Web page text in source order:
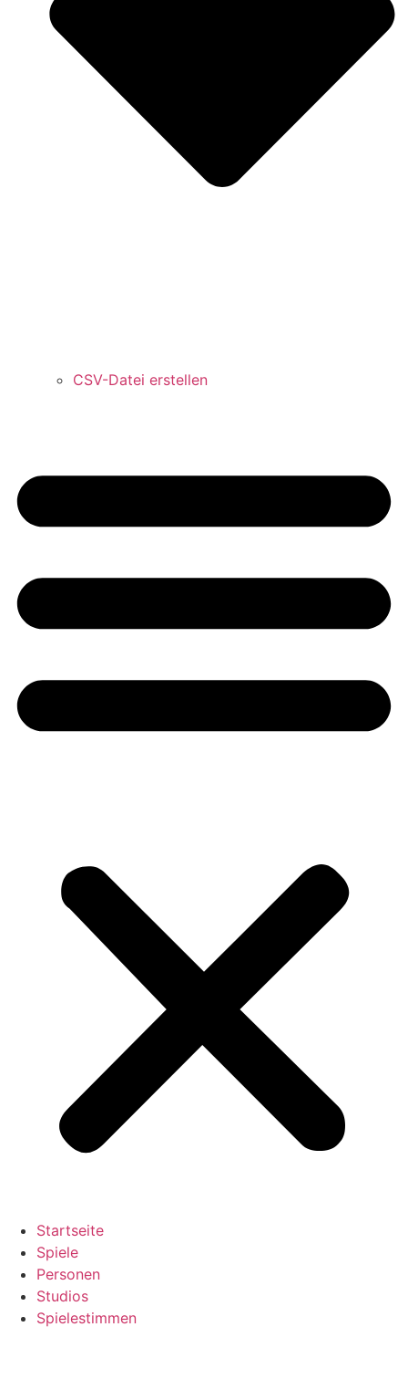
CSV-Datei erstellen
Startseite
Spiele
Personen
Studios
Spielestimmen